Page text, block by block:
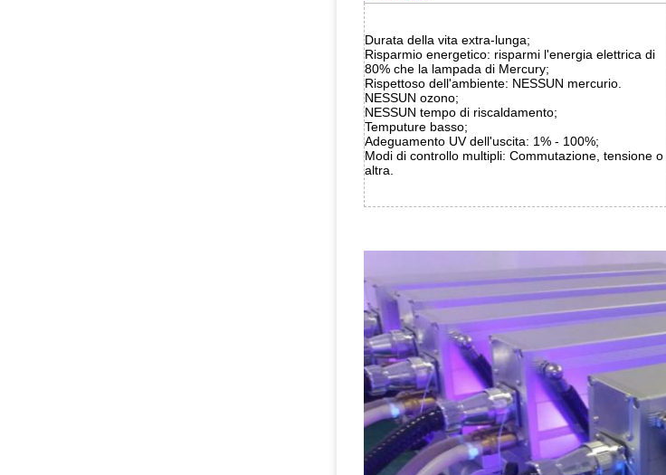
Durata della vita extra-lunga;
Risparmio energetico: risparmi l'energia elettrica di
80% che la lampada di Mercury;
Rispettoso dell'ambiente: NESSUN mercurio.
NESSUN ozono;
NESSUN tempo di riscaldamento;
Temputure basso;
Adeguamento UV dell'uscita: 1% - 100%;
Modi di controllo multipli: Commutazione, tensione o
altra.